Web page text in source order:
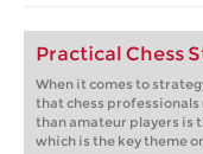
Practical Chess
When it comes to
that chess
than amateur players is
which is the key theme